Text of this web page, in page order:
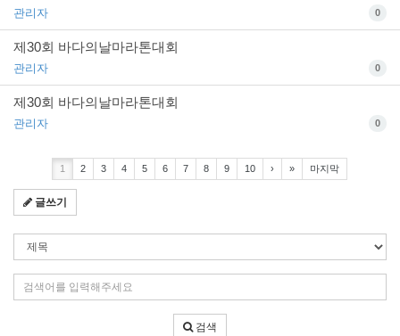
관리자 0
제30회 바다의날마라톤대회
관리자 0
제30회 바다의날마라톤대회
관리자 0
1 2 3 4 5 6 7 8 9 10 › » 마지막
글쓰기
색
조
색
어
입
검색